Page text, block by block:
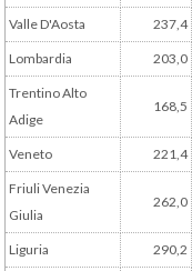
Valle D'Aosta 237,4
Lombardia 203,0
Trentino Alto
Adige
168,5
Veneto 221,4
Friuli Venezia
Giulia
262,0
Liguria 290,2